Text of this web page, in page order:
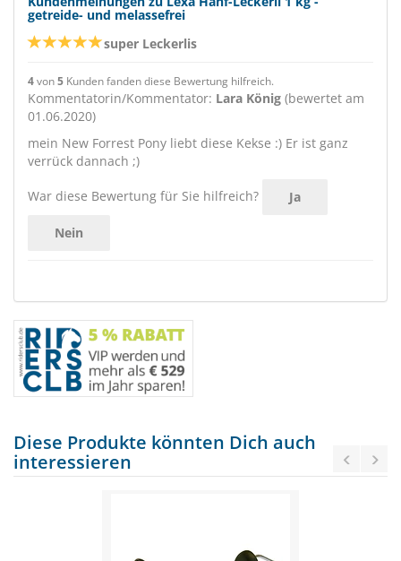
getreide- und melassefrei
super Leckerlis
4von5 Kunden fanden diese Bewertung hilfreich.
Kommentatorin/Kommentator: Lara König (bewertet am
01.06.2020)
mein New Forrest Pony liebt diese Kekse :) Er ist ganz
verrück dannach ;)
War diese Bewertung für Sie hilfreich? Ja
Nein
Diese Produkte könnten Dich auch
interessieren